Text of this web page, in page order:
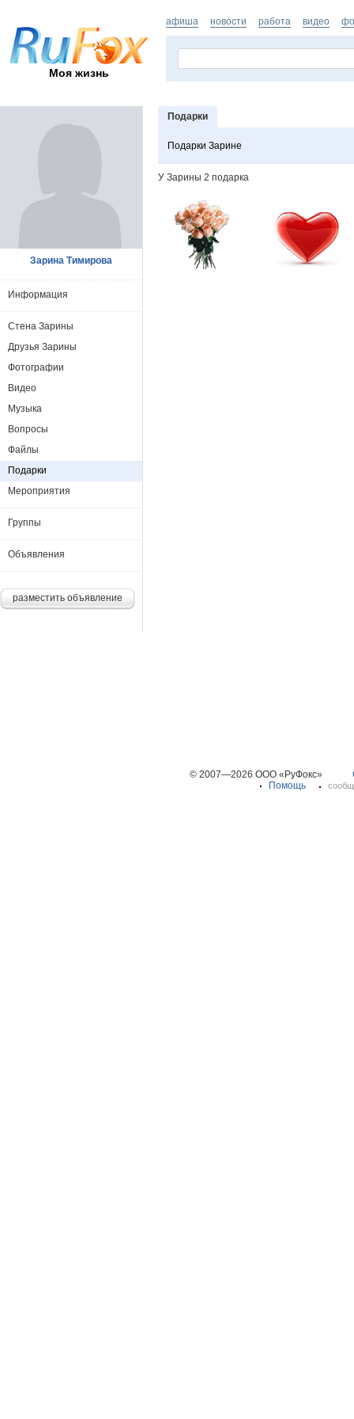
Моя жизнь
афиша новости работа видео
Подарки
Подарки Зарине
У Зарины 2 подарка
Зарина Тимирова
Информация
Стена Зарины
Друзья Зарины
Фотографии
Видео
Музыка
Вопросы
Файлы
Подарки
Мероприятия
Группы
Объявления
разместить объявление
© 2007—2026 ООО «РуФокс»
Помощь